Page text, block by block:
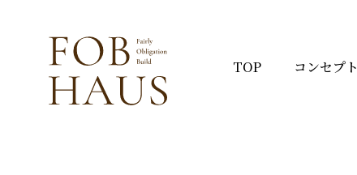
TOP コンセプト